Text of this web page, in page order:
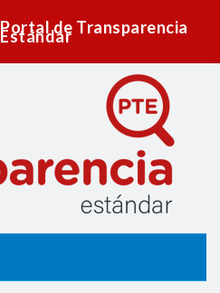
Portal de Transparencia
Estándar